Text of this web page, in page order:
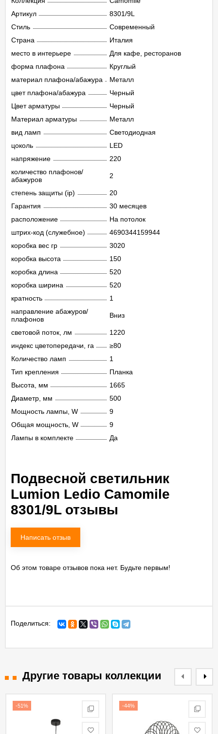
Артикул
8301/9L
Стиль
Современный
Страна
Италия
место в интерьере
Для кафе, ресторанов
форма плафона
Круглый
материал плафона/абажура
Металл
цвет плафона/абажура
Черный
Цвет арматуры
Черный
Материал арматуры
Металл
вид ламп
Светодиодная
цоколь
LED
напряжение
220
количество плафонов/
абажуров
2
степень защиты (ip)
20
Гарантия
30 месяцев
расположение
На потолок
штрих-код (служебное)
4690344159944
коробка вес гр
3020
коробка высота
150
коробка длина
520
коробка ширина
520
кратность
1
направление абажуров/
плафонов
Вниз
световой поток, лм
1220
индекс цветопередачи, ra
≥80
Количество ламп
1
Тип крепления
Планка
Высота, мм
1665
Диаметр, мм
500
Мощность лампы, W
9
Общая мощность, W
9
Лампы в комплекте
Да
Подвесной светильник
Lumion Ledio Camomile
8301/9L отзывы
Написать отзыв
Об этом товаре отзывов пока нет. Будьте первым!
Поделиться:
Другие товары коллекции
-51% -44%